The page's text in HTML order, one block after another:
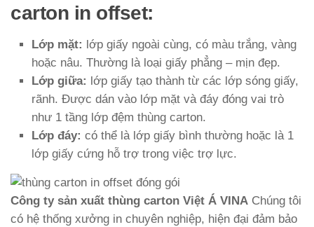
carton in offset:
Lớp mặt: lớp giấy ngoài cùng, có màu trắng, vàng
hoặc nâu. Thường là loại giấy phẳng – mịn đẹp.
Lớp giữa: lớp giấy tạo thành từ các lớp sóng giấy,
rãnh. Được dán vào lớp mặt và đáy đóng vai trò
như 1 tầng lớp đệm thùng carton.
Lớp đáy: có thể là lớp giấy bình thường hoặc là 1
lớp giấy cứng hỗ trợ trong việc trợ lực.
Công ty sản xuất thùng carton Việt Á VINA Chúng tôi
có hệ thống xưởng in chuyên nghiệp, hiện đại đảm bảo